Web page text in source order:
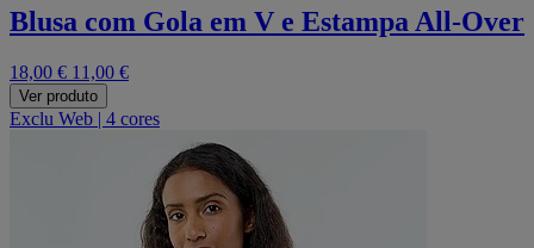
Blusa com Gola em V e Estampa All-Over
18,00 € 11,00 €
Ver produto
Exclu Web | 4 cores